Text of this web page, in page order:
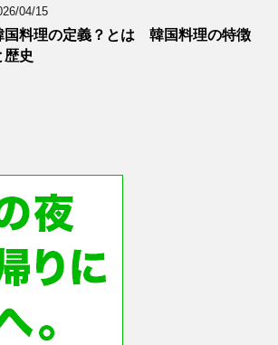
04/15
国料理の定義？とは 韓国料理の特徴
歴史